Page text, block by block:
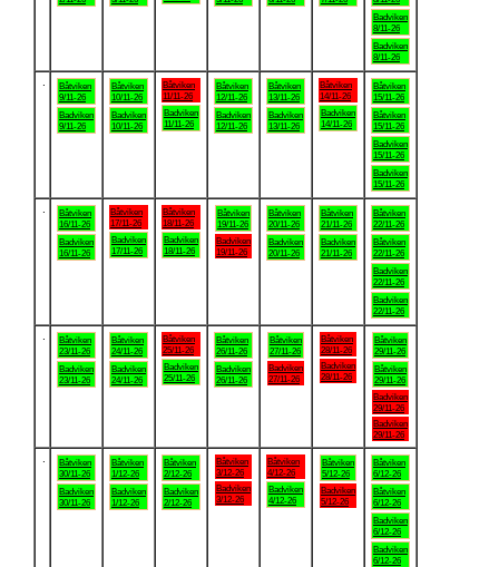
Badviken
8/11-26
Badviken
8/11-26
Båtviken
9/11-26
Badviken
9/11-26
Båtviken
10/11-26
Badviken
10/11-26
Båtviken
11/11-26
Badviken
11/11-26
Båtviken
12/11-26
Badviken
12/11-26
Båtviken
13/11-26
Badviken
13/11-26
Båtviken
14/11-26
Badviken
14/11-26
Båtviken
15/11-26
Båtviken
15/11-26
Badviken
15/11-26
Badviken
15/11-26
Båtviken
16/11-26
Badviken
16/11-26
Båtviken
17/11-26
Badviken
17/11-26
Båtviken
18/11-26
Badviken
18/11-26
Båtviken
19/11-26
Badviken
19/11-26
Båtviken
20/11-26
Badviken
20/11-26
Båtviken
21/11-26
Badviken
21/11-26
Båtviken
22/11-26
Båtviken
22/11-26
Badviken
22/11-26
Badviken
22/11-26
Båtviken
23/11-26
Badviken
23/11-26
Båtviken
24/11-26
Badviken
24/11-26
Båtviken
25/11-26
Badviken
25/11-26
Båtviken
26/11-26
Badviken
26/11-26
Båtviken
27/11-26
Badviken
27/11-26
Båtviken
28/11-26
Badviken
28/11-26
Båtviken
29/11-26
Båtviken
29/11-26
Badviken
29/11-26
Badviken
29/11-26
Båtviken
30/11-26
Badviken
30/11-26
Båtviken
1/12-26
Badviken
1/12-26
Båtviken
2/12-26
Badviken
2/12-26
Båtviken
3/12-26
Badviken
3/12-26
Båtviken
4/12-26
Badviken
4/12-26
Båtviken
5/12-26
Badviken
5/12-26
Båtviken
6/12-26
Båtviken
6/12-26
Badviken
6/12-26
Badviken
6/12-26